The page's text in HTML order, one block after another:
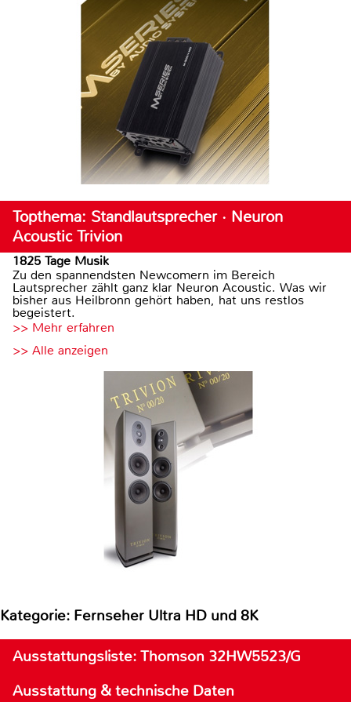
Topthema: Standlautsprecher · Neuron
Acoustic Trivion
1825 Tage Musik
Zu den spannendsten Newcomern im Bereich
Lautsprecher zählt ganz klar Neuron Acoustic. Was wir
bisher aus Heilbronn gehört haben, hat uns restlos
begeistert.
>> Mehr erfahren
>> Alle anzeigen
Kategorie: Fernseher Ultra HD und 8K
Ausstattungsliste: Thomson 32HW5523/G
Ausstattung & technische Daten